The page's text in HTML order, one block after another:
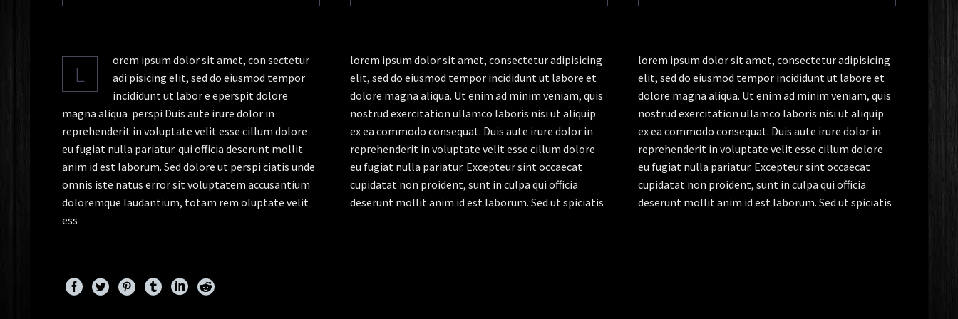
L
orem ipsum dolor sit amet, con sectetur
adi pisicing elit, sed do eiusmod tempor
incididunt ut labor e eperspit dolore
magna aliqua perspi Duis aute irure dolor in
reprehenderit in voluptate velit esse cillum dolore
eu fugiat nulla pariatur. qui officia deserunt mollit
anim id est laborum. Sed dolore ut perspi ciatis unde
omnis iste natus error sit voluptatem accusantium
doloremque laudantium, totam rem oluptate velit
ess
lorem ipsum dolor sit amet, consectetur adipisicing
elit, sed do eiusmod tempor incididunt ut labore et
dolore magna aliqua. Ut enim ad minim veniam, quis
nostrud exercitation ullamco laboris nisi ut aliquip
ex ea commodo consequat. Duis aute irure dolor in
reprehenderit in voluptate velit esse cillum dolore
eu fugiat nulla pariatur. Excepteur sint occaecat
cupidatat non proident, sunt in culpa qui officia
deserunt mollit anim id est laborum. Sed ut spiciatis
lorem ipsum dolor sit amet, consectetur adipisicing
elit, sed do eiusmod tempor incididunt ut labore et
dolore magna aliqua. Ut enim ad minim veniam, quis
nostrud exercitation ullamco laboris nisi ut aliquip
ex ea commodo consequat. Duis aute irure dolor in
reprehenderit in voluptate velit esse cillum dolore
eu fugiat nulla pariatur. Excepteur sint occaecat
cupidatat non proident, sunt in culpa qui officia
deserunt mollit anim id est laborum. Sed ut spiciatis